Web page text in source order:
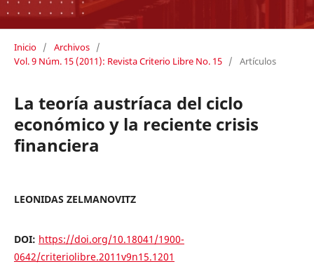
Inicio / Archivos /
Vol. 9 Núm. 15 (2011): Revista Criterio Libre No. 15 / Artículos
La teoría austríaca del ciclo
económico y la reciente crisis
financiera
LEONIDAS ZELMANOVITZ
DOI: https://doi.org/10.18041/1900-
0642/criteriolibre.2011v9n15.1201